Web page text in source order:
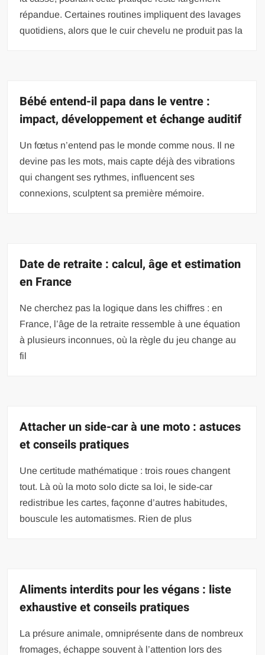
répandue. Certaines routines impliquent des lavages
quotidiens, alors que le cuir chevelu ne produit pas la
Bébé entend-il papa dans le ventre :
impact, développement et échange auditif
Un fœtus n’entend pas le monde comme nous. Il ne
devine pas les mots, mais capte déjà des vibrations
qui changent ses rythmes, influencent ses
connexions, sculptent sa première mémoire.
Date de retraite : calcul, âge et estimation
en France
Ne cherchez pas la logique dans les chiffres : en
France, l’âge de la retraite ressemble à une équation
à plusieurs inconnues, où la règle du jeu change au
fil
Attacher un side-car à une moto : astuces
et conseils pratiques
Une certitude mathématique : trois roues changent
tout. Là où la moto solo dicte sa loi, le side-car
redistribue les cartes, façonne d’autres habitudes,
bouscule les automatismes. Rien de plus
Aliments interdits pour les végans : liste
exhaustive et conseils pratiques
La présure animale, omniprésente dans de nombreux
fromages, échappe souvent à l’attention lors des